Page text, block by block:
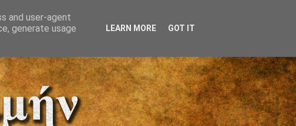
and user-agent
generate usage
LEARN MORE GOT IT